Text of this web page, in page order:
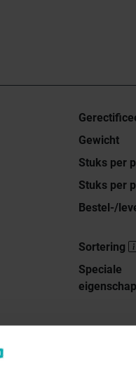
Gewicht
Stuks per
Stuks per
Bestel-/
Sortering
Speciale
eigenschap